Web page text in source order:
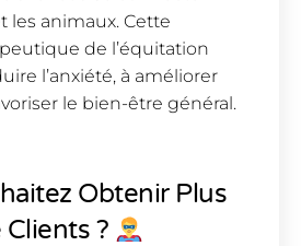
les animaux. Cette
de l’équitation
l’anxiété, à améliorer
le bien-être général.
Obtenir Plus
Clients ?